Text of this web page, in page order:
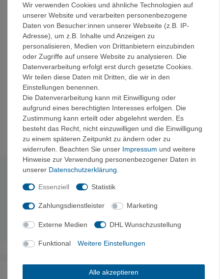
bequem und sicher durch jedes Abenteuer zu bringen. Mit
allen GoPro® Hero Kameras kompatibel!
Features:
für alle GoPro Kameras (Hero 1, 2, 3, Hero3+)
für Kamera + Gehäuse + LCD BacPac
für extra Akkus
für LCD / WI-FI / Battery BacPac
für GoPro® WI-FI Remote
für Kabel, Zubehör und mehr
GoPro® Kamera und Zubehör nicht inkludiert.
Technische Daten
XS: ca. 165 x 120 x 68 mm
S:ca. 220 x 170 x 68 mm
L:ca. 330 x 220 x 68 mm
Noch sind keine Bewertungen vorhanden.
Wir verwenden Cookies und ähnliche Technologien auf
unserer Website und verarbeiten personenbezogene
Daten von Besucher:innen unserer Webseite (z.B. IP-
Adresse), um z.B. Inhalte und Anzeigen zu
personalisieren, Medien von Drittanbietern einzubinden
oder Zugriffe auf unsere Website zu analysieren. Die
Datenverarbeitung erfolgt erst durch gesetzte Cookies.
Wir teilen diese Daten mit Dritten, die wir in den
Einstellungen benennen.
Die Datenverarbeitung kann mit Einwilligung oder
aufgrund eines berechtigten Interesses erfolgen. Die
Zustimmung kann erteilt oder abgelehnt werden. Es
besteht das Recht, nicht einzuwilligen und die Einwilligung
zu einem späteren Zeitpunkt zu ändern oder zu
widerrufen. Beachten Sie unser Impressum und weitere
Hinweise zur Verwendung personenbezogener Daten in
unserer Daten­schutz­erklärung
Essenziell Statistik
Zahlungsdienstleister Marketing
Externe Medien DHL Wunschzustellung
Funktional Weitere Einstellungen
Alle akzeptieren